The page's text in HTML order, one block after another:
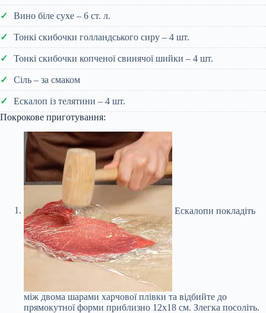
Вино біле сухе – 6 ст. л.
Тонкі скибочки голландського сиру – 4 шт.
Тонкі скибочки копченої свинячої шийки – 4 шт.
Сіль – за смаком
Ескалоп із телятини – 4 шт.
Покрокове приготування:
Ескалопи покладіть
між двома шарами харчової плівки та відбийте до
прямокутної форми приблизно 12х18 см. Злегка посоліть.